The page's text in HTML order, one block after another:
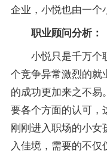
企业，小悦也由一个
职业顾问分析：
小悦只是千万个
个竞争异常激烈的就
的成功更加来之不
要各个方面的认可，
刚刚进入职场的小
入佳境，需要的不